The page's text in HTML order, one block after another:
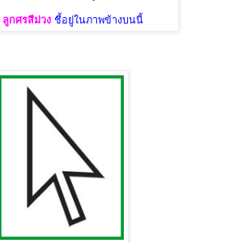
ลูกศรสีม่วงชี้อยู่ในภาพข้างบนนี้